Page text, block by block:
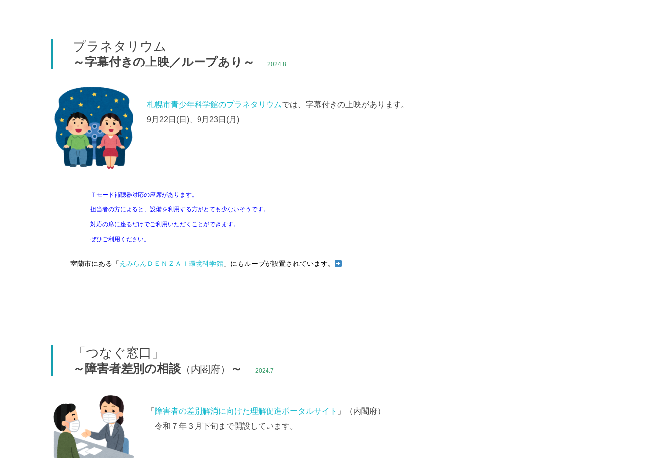
プラネタリウム
～字幕付きの上映／ループあり～ 2024.8
札幌市青少年科学館のプラネタリウムでは、字幕付きの上映があります。
9月22日(日)、9月23日(月)
Ｔモード補聴器対応の座席があります。
担当者の方によると、設備を利用する方がとても少ないそうです。
対応の席に座るだけでご利用いただくことができます。
ぜひご利用ください。
室蘭市にある「 えみらんＤＥＮＺＡＩ環境科学館 」にもループが設置されています。
「つなぐ窓口」
～障害者差別の相談 （内閣府） ～ 2024.7
「 障害者の差別解消に向けた理解促進ポータルサイト 」
（内閣府）
令和７年３月下旬まで開設しています。